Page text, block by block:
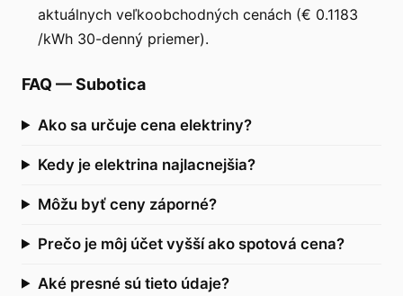
aktuálnych veľkoobchodných cenách (€ 0.1183
/kWh 30-denný priemer).
FAQ —Subotica
Ako sa určuje cena elektriny?
Kedy je elektrina najlacnejšia?
Môžu byť ceny záporné?
Prečo je môj účet vyšší ako spotová cena?
Aké presné sú tieto údaje?